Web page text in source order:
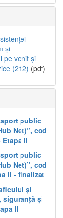
și
pe venit și
(212) (pdf)
public
Net)”, cod
Etapa II
public
Net)”, cod
II - finalizat
și
siguranță și
II